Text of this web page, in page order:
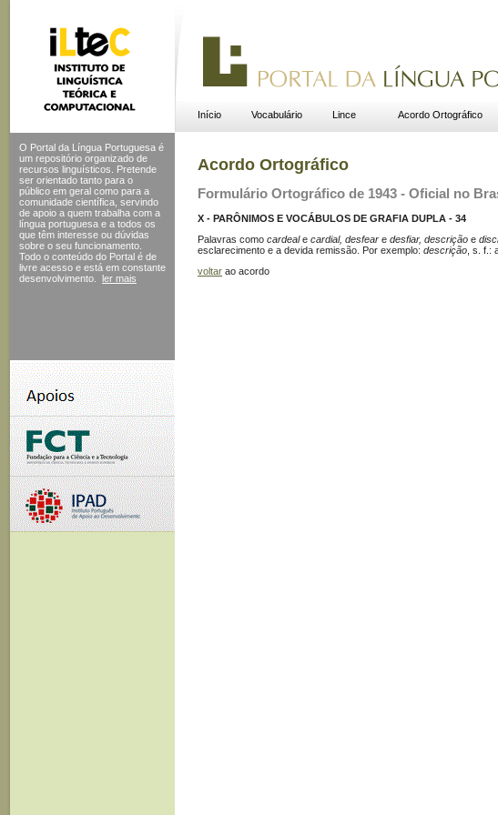
Início Vocabulário Lince Acordo Ortográfico
O Portal da Língua Portuguesa é
um repositório organizado de
recursos linguísticos. Pretende
ser orientado tanto para o
público em geral como para a
comunidade científica, servindo
de apoio a quem trabalha com a
língua portuguesa e a todos os
que têm interesse ou dúvidas
sobre o seu funcionamento.
Todo o conteúdo do Portal é de
livre acesso e está em constante
desenvolvimento.
ler mais
Acordo Ortográfico
Formulário Ortográfico de 1943 - Oficial no
X - PARÔNIMOS E VOCÁBULOS DE GRAFIA DUPLA - 34
Palavras como cardeale cardial, desfear e desfiar, descrição e
esclarecimento e a devida remissão. Por exemplo: descrição , s. f.:
voltar ao acordo